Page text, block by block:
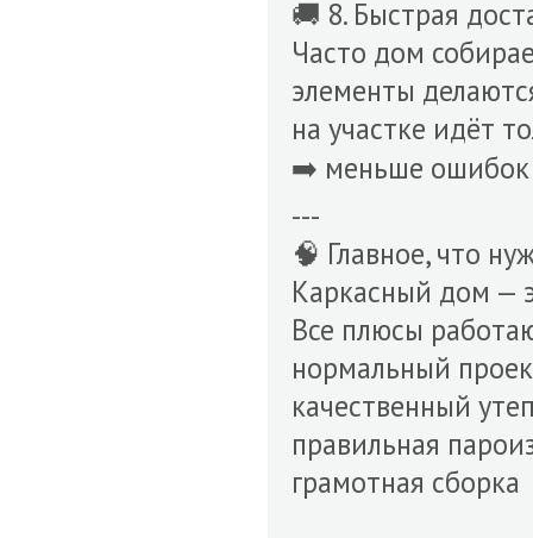
🚚 8. Быстрая
Часто дом
элементы
на участке идёт
➡️ меньше ошибок
---
🧠 Главное, что
Каркасный дом —
Все плюсы
нормальный
качественный
правильная
грамотная сборка